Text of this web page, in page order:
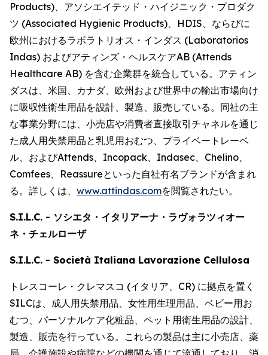
Products)、アソシエイテッド・ハイジニック・プロダク
ツ (Associated Hygienic Products)、HDIS、ならびに
欧州におけるラボラトリオス・インダス (Laboratorios
Indas) およびアティンズ・ヘルスケアAB (Attends
Healthcare AB) を含む企業群を統合している。アティン
ダスは、米国、カナダ、欧州および世界中の輸出市場向け
に吸収性衛生用品を設計、製造、販売している。同社の主
な事業分野には、小売店や消費者直接取引チャネルを通じ
た成人用失禁用品と乳児用おむつ、プライベートレーベ
ル、およびAttends、Incopack、Indasec、Chelino、
Comfees、 Reassureといった自社有名ブランドが含まれ
る。詳しくは、 www.attindas.comを閲覧されたい。
S.I.L.C. - ソシエタ・イタリアーナ・ラヴォラツィオー
ネ・チェルローザ
S.I.L.C. - Società Italiana Lavorazione Cellulosa
トレスコーレ・クレマスコ (イタリア、CR) に拠点を置く
SILCは、成人用失禁用品、女性用生理用品、ベビー用お
むつ、パーソナルケア化粧品、ペット用衛生用品の設計、
製造、販売を行っている。これらの製品は主に小売店、薬